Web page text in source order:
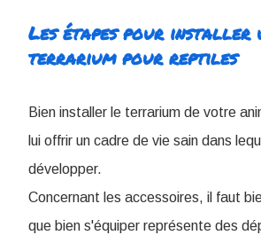
Les étapes pour installer
terrarium pour reptiles
Bien installer le terrarium de votre
lui offrir un cadre de vie sain dans
développer.
Concernant les accessoires, il faut
que bien s'équiper représente des